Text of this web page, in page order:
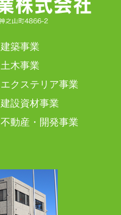
建築事業
土木事業
エクステリア事業
建設資材事業
不動産・開発事業